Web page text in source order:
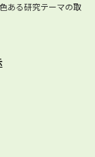
ある研究テーマの取